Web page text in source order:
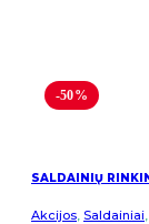
-50%
SALDAINIŲ
Akcijos, Saldainiai,